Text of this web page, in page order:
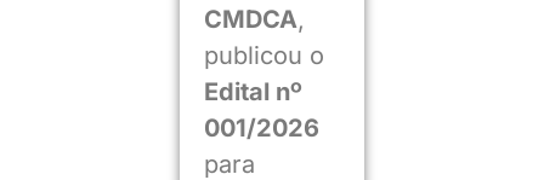
CMDCA,
publicou o
Edital nº
001/2026
para